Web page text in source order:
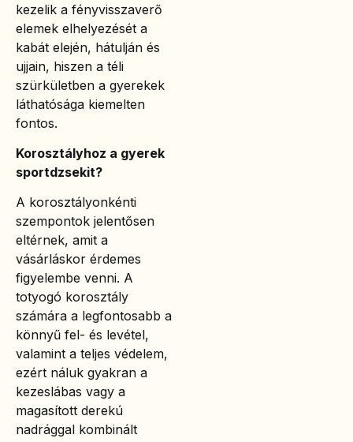
kezelik a fényvisszaverő
elemek elhelyezését a
kabát elején, hátulján és
ujjain, hiszen a téli
szürkületben a gyerekek
láthatósága kiemelten
fontos.
Korosztályhoz a gyerek
sportdzsekit?
A korosztályonkénti
szempontok jelentősen
eltérnek, amit a
vásárláskor érdemes
figyelembe venni. A
totyogó korosztály
számára a legfontosabb a
könnyű fel- és levétel,
valamint a teljes védelem,
ezért náluk gyakran a
kezeslábas vagy a
magasított derekú
nadrággal kombinált